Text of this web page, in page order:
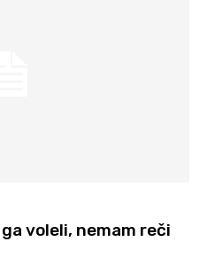
ga voleli, nemam reči